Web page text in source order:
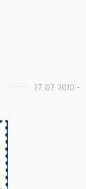
27. 07. 2010 -